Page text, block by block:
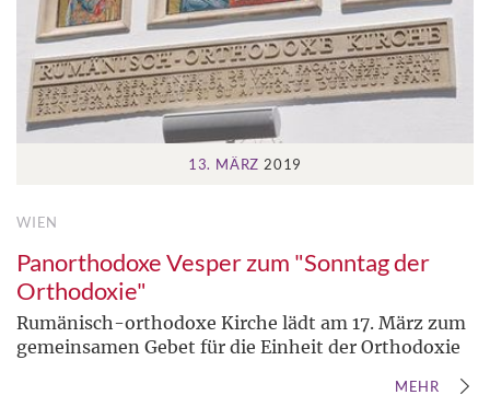
13. MÄRZ 2019
WIEN
Panorthodoxe Vesper zum "Sonntag der
Orthodoxie"
Rumänisch-orthodoxe Kirche lädt am 17. März zum
gemeinsamen Gebet für die Einheit der Orthodoxie
MEHR